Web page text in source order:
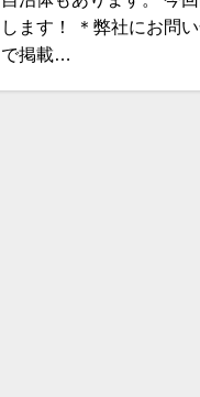
します！ ＊弊社にお問
で掲載…